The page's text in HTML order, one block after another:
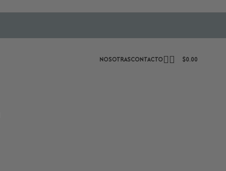
NOSOTRASCONTACTO $0.00